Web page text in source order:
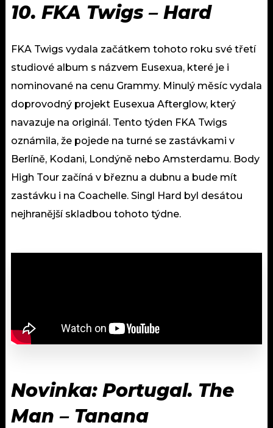
10. FKA Twigs – Hard
FKA Twigs vydala začátkem tohoto roku své třetí
studiové album s názvem Eusexua, které je i
nominované na cenu Grammy. Minulý měsíc vydala
doprovodný projekt Eusexua Afterglow, který
navazuje na originál. Tento týden FKA Twigs
oznámila, že pojede na turné se zastávkami v
Berlíně, Kodani, Londýně nebo Amsterdamu. Body
High Tour začíná v březnu a dubnu a bude mít
zastávku i na Coachelle. Singl Hard byl desátou
nejhranější skladbou tohoto týdne.
Novinka: Portugal. The
Man – Tanana